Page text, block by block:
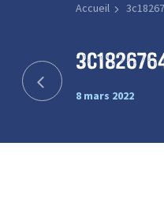
Accueil
8 mars 2022